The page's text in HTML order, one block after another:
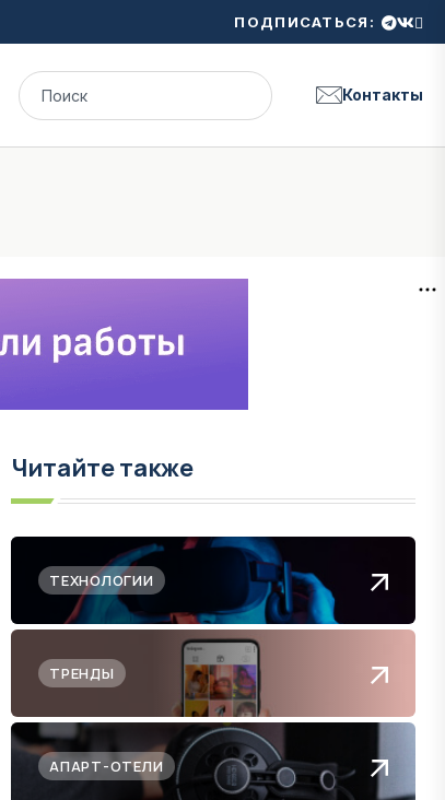
ПОДПИСАТЬСЯ:
Контакты
Читайте также
ТЕХНОЛОГИИ
ТРЕНДЫ
АПАРТ-ОТЕЛИ